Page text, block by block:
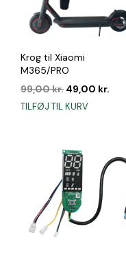
Krog til Xiaomi
M365/PRO
99,00kr. Den
oprindelige
49,00 kr.
TILFØJ TIL KURV